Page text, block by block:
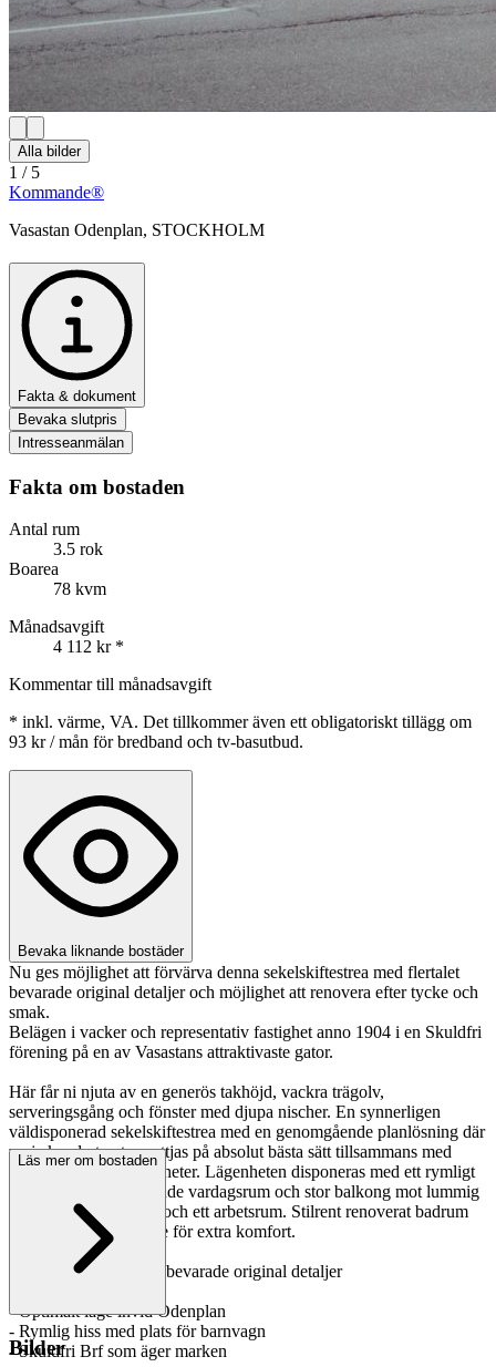
Alla bilder
1 / 5
Kommande®
Vasastan Odenplan, STOCKHOLM
Fakta & dokument
Bevaka slutpris
Intresseanmälan
Fakta om bostaden
Antal rum
3.5 rok
Boarea
78 kvm
Månadsavgift
4 112 kr*
Kommentar till månadsavgift
* inkl. värme, VA. Det tillkommer även ett obligatoriskt tillägg om
93 kr / mån för bredband och tv-basutbud.
Bevaka liknande bostäder
Nu ges möjlighet att förvärva denna sekelskiftestrea med flertalet
bevarade original detaljer och möjlighet att renovera efter tycke och
smak.
Belägen i vacker och representativ fastighet anno 1904 i en Skuldfri
förening på en av Vasastans attraktivaste gator.
Här får ni njuta av en generös takhöjd, vackra trägolv,
serveringsgång och fönster med djupa nischer. En synnerligen
väldisponerad sekelskiftestrea med en genomgående planlösning där
varje kvadratmeter nyttjas på absolut bästa sätt tillsammans med
goda förvaringsmöjligheter. Lägenheten disponeras med ett rymligt
kök, sällskapsinbjudande vardagsrum och stor balkong mot lummig
bakgård. Två sovrum och ett arbetsrum. Stilrent renoverat badrum
(2017) med golvvärme för extra komfort.
- Sekelskiftestrea med bevarade original detaljer
- Optimalt läge invid Odenplan
- Rymlig hiss med plats för barnvagn
- Skuldfri Brf som äger marken
Läs mer om bostaden
Bilder